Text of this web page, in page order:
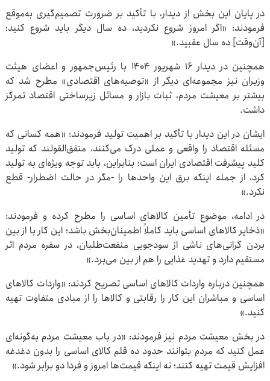
در پایان این بخش از دیدار، با تأکید بر ضرورت تصمیم‌گیری به‌موقع
فرمودند: «اگر امروز شروع نکردید، ده سال دیگر باید شروع کنید؛
[آن‌وقت] ده سال عقبید.»
همچنین در دیدار ۱۶ شهریور ۱۴۰۴ با رئیس‌جمهور و اعضای هیئت
وزیران نیز مجموعه‌ای دیگر از «توصیه‌های اقتصادی» مطرح شد که
بیشتر بر معیشت مردم، ثبات بازار و مسائل زیرساختی اقتصاد تمرکز
داشت.
ایشان در این دیدار با تأکید بر اهمیت تولید فرمودند: «همه کسانی که
مسئله اقتصاد را واقعی و عملی درک می‌کنند، متفق‌القولند که تولید
کلید پیشرفت اقتصادی ایران است؛ بنابراین، باید توجه ویژه‌ای به تولید
کرد، از جمله اینکه برق این واحدها را -مگر در حالت اضطرار- قطع
نکرد.»
در ادامه، موضوع تأمین کالاهای اساسی را مطرح کرده و فرمودند:
«ذخایر کالاهای اساسی باید کاملاً اطمینان‌بخش باشد؛ این کار با از بین
بردن گرانی‌های ناشی از سودجویی منفعت‌طلبان، در سفره مردم اثر
مستقیم دارد و تهدید غذایی را هم از بین می‌برد.»
همچنین درباره واردات کالاهای اساسی تصریح کردند: «واردات کالاهای
اساسی و مباشران این کار را رقابتی و کالاها را از مبادی متفاوت تهیه
کنید.»
در بخش معیشت مردم نیز فرمودند: «در باب معیشت مردم به‌گونه‌ای
عمل کنید که مردم بتوانند حدود ده قلم کالای اساسی را بدون دغدغه
افزایش قیمت تهیه کنند؛ نه اینکه قیمت‌ها امروز و فردا دو برابر شود.»